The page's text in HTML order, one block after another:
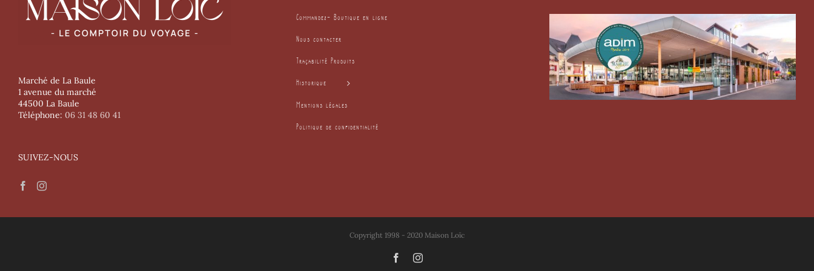
Marché de La Baule
1 avenue du marché
44500 La Baule
Téléphone: 06 31 48 60 41
SUIVEZ-NOUS
Commandez- Boutique en ligne
Nous contacter
Traçabilité Produits
Historique
Mentions légales
Politique de confidentialité
Copyright 1998 - 2020 Maison Loïc
FacebookInstagram